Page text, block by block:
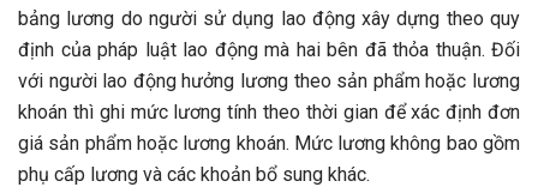
bảng lương do người sử dụng lao động xây dựng theo quy
định của pháp luật lao động mà hai bên đã thỏa thuận. Đối
với người lao động hưởng lương theo sản phẩm hoặc lương
khoán thì ghi mức lương tính theo thời gian để xác định đơn
giá sản phẩm hoặc lương khoán. Mức lương không bao gồm
phụ cấp lương và các khoản bổ sung khác.